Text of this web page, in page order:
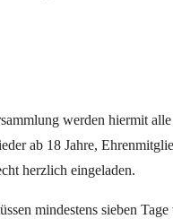
werden hiermit
ab 18 Jahre,
herzlich eingeladen.
mindestens sieben